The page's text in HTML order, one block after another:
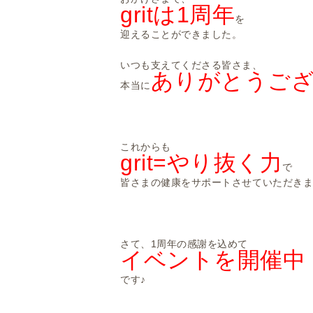
gritは1周年を
迎えることができました。
いつも支えてくださる皆さま、
本当に ありがとうご
これからも
grit=やり抜く力 で
皆さまの健康をサポートさせていただきま
さて、1周年の感謝を込めて
イベントを開催中
です♪